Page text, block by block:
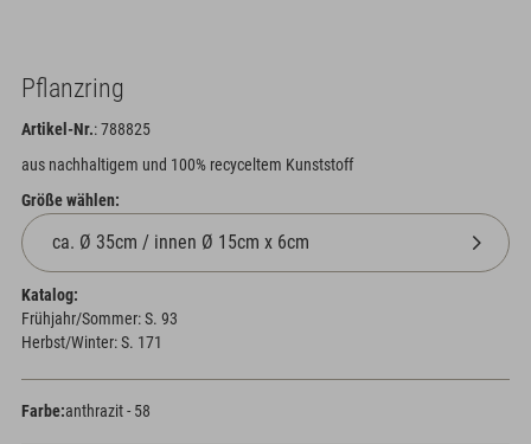
Pflanzring
Artikel-Nr.: 788825
aus nachhaltigem und 100% recyceltem Kunststoff
Größe wählen:
Katalog:
Frühjahr/Sommer: S. 93
Herbst/Winter: S. 171
Farbe:anthrazit - 58